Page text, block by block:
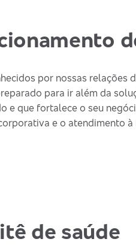
por nossas relações
para ir além da
e que fortalece o seu
e o atendimento à
de saúde